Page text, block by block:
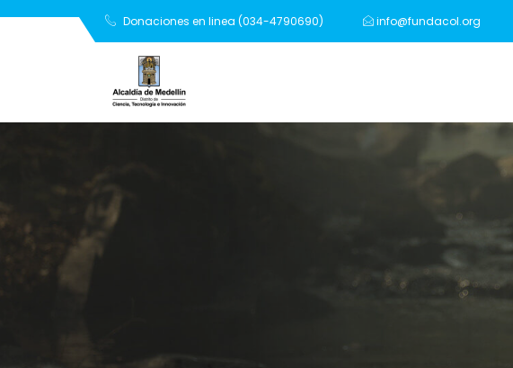
Donaciones en linea (034-4790690) info@fundacol.org